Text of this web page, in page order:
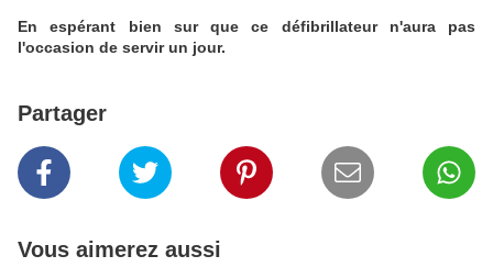
En espérant bien sur que ce défibrillateur n'aura pas
l'occasion de servir un jour.
Partager
Vous aimerez aussi